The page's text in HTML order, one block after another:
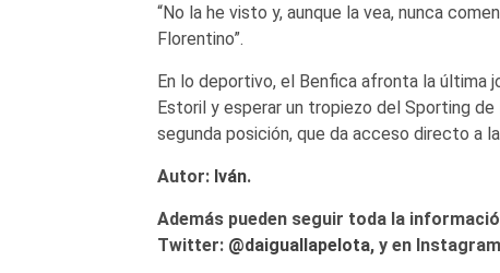
“No la he visto y, aunque la vea, nunca
Florentino”.
En lo deportivo, el Benfica afronta la última
Estoril y esperar un tropiezo del Sporting
segunda posición, que da acceso directo a
Autor: Iván.
Además pueden seguir toda la
Twitter: @daiguallapelota, y en